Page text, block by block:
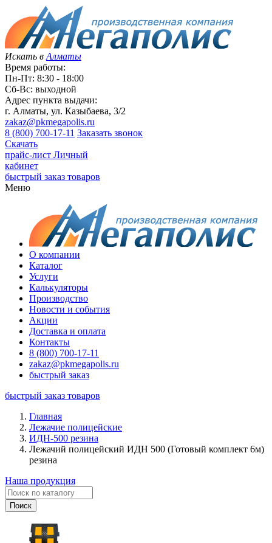
Искать в Алматы
Время работы:
Пн-Пт: 8:30 - 18:00
Сб-Вс: выходной
Адрес пункта выдачи:
г. Алматы, ул. Казыбаева, 3/2
zakaz@pkmegapolis.ru
8 (800) 700-17-11 Заказать звонок
Скачать
прайс-лист Личный
кабинет
быстрый заказ товаров
Меню
О компании
Каталог
Услуги
Калькуляторы
Производство
Новости и события
Акции
Доставка и оплата
Контакты
8 (800) 700-17-11
zakaz@pkmegapolis.ru
быстрый заказ
быстрый заказ товаров
Главная
Лежачие полицейские
ИДН-500 резина
Лежачий полицейский ИДН 500 (Готовый комплект 6м)
резина
Наша продукция